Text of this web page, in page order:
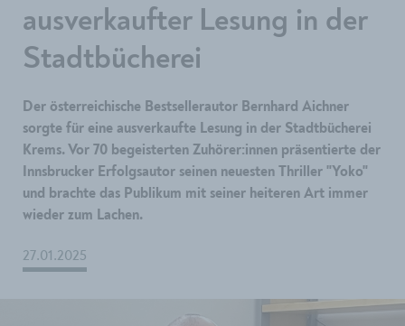
ausverkaufter Lesung in der
Stadtbücherei
Der österreichische Bestsellerautor Bernhard Aichner
sorgte für eine ausverkaufte Lesung in der Stadtbücherei
Krems. Vor 70 begeisterten Zuhörer:innen präsentierte der
Innsbrucker Erfolgsautor seinen neuesten Thriller "Yoko"
und brachte das Publikum mit seiner heiteren Art immer
wieder zum Lachen.
27.01.2025